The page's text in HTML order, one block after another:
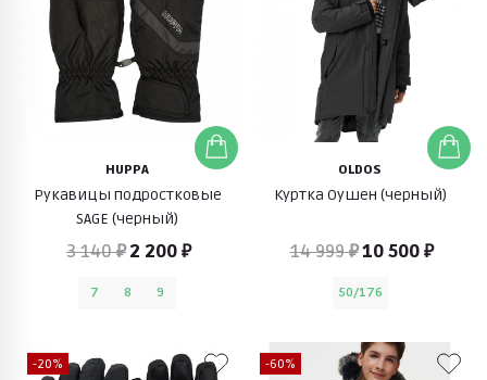
HUPPA
Рукавицы подростковые
SAGE (черный)
3 140 ₽ 2 200 ₽
7 8 9
OLDOS
Куртка Оушен (черный)
14 999 ₽10 500 ₽
50/176
-20% -60%